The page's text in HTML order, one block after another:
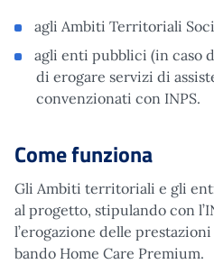
agli Ambiti Territoriali
agli enti pubblici (in caso
di erogare servizi di
convenzionati con INPS.
Come funziona
Gli Ambiti territoriali e gli
al progetto, stipulando con
l’erogazione delle
bando Home Care Premium.